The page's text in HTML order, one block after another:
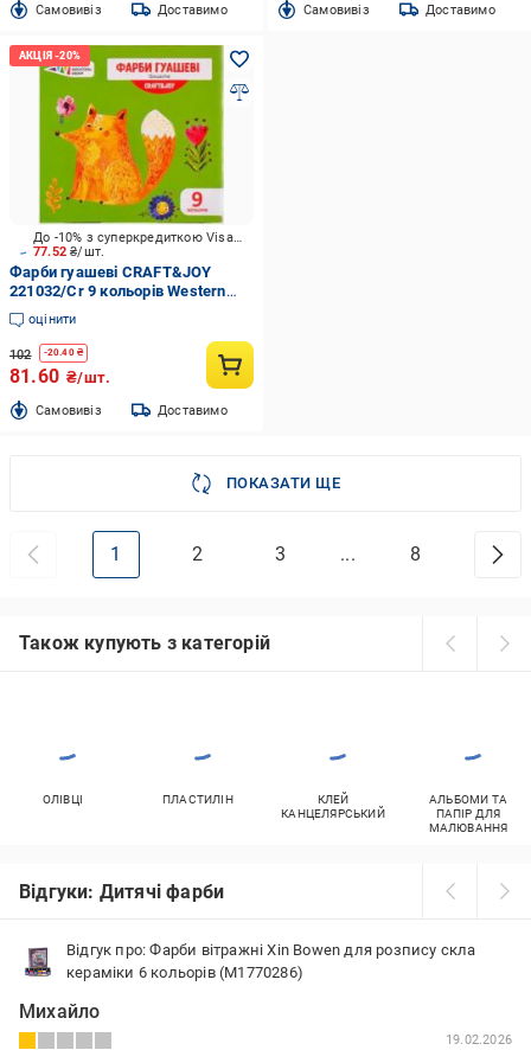
Cамовивіз Доставимо Cамовивіз Доставимо
77.52₴/шт.
До -10% з суперкредиткою Visa Вигода
Фарби гуашеві CRAFT&JOY
221032/Cr 9 кольорів Western
Industrial Group
оцінити
102 -20.40₴
81.60 ₴/шт.
Cамовивіз Доставимо
ПОКАЗАТИ ЩЕ
1 2 3 ... 8
Також купують з категорій
ОЛІВЦІ ПЛАСТИЛІН
КЛЕЙ
КАНЦЕЛЯРСЬКИЙ
АЛЬБОМИ ТА
ПАПІР ДЛЯ
МАЛЮВАННЯ
Відгуки: Дитячі фарби
Відгук про: Фарби вітражні Xin Bowen для розпису скла
кераміки 6 кольорів (М1770286)
Михайло
19.02.2026